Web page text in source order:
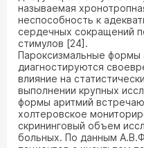
называемая
неспособность к
сердечных сокращений
стимулов [24].
Пароксизмальные формы
диагностируются
влияние на
выполнении крупных
формы аритмий
холтеровское
скрининговый объем
больных. По данным